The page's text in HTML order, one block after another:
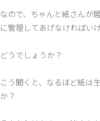
なので、ちゃんと紙さんが
に管理してあげなければい
どうでしょうか？
こう聞くと、なるほど紙は
か？